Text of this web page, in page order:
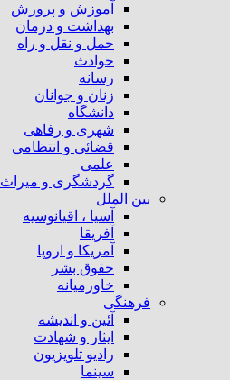
آموزش و پرورش
بهداشت و درمان
حمل و نقل و راه
حوادث
رسانه
زنان و جوانان
دانشگاه
شهری و رفاهی
قضائی و انتظامی
علمی
گردشگری و میراث
بین الملل
آسیا ، اقیانوسیه
آفریقا
آمریکا و اروپا
حقوق بشر
خاورمیانه
فرهنگی
آئین و اندیشه
ایثار و شهادت
رادیو تلویزیون
سینما